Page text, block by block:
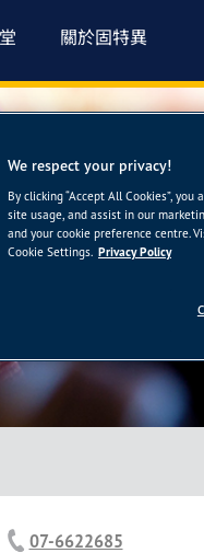
關於固特異
公
07-6622685
We respect your privacy!
By clicking “Accept All Cookies”,
site usage, and assist in our
and your cookie preference centre.
Cookie Settings. Privacy Policy